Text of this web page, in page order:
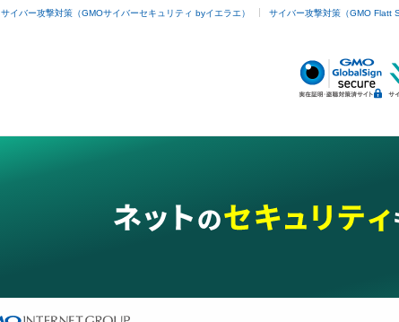
サイバー攻撃対策（GMOサイバーセキュリティ byイエラエ） サイバー攻撃対策（GMO Flatt